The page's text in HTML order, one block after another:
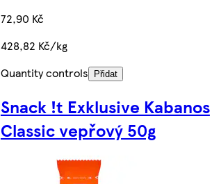
72,90 Kč
428,82 Kč/kg
Quantity controls
Přidat
Snack !t Exklusive Kabanos
Classic vepřový 50g